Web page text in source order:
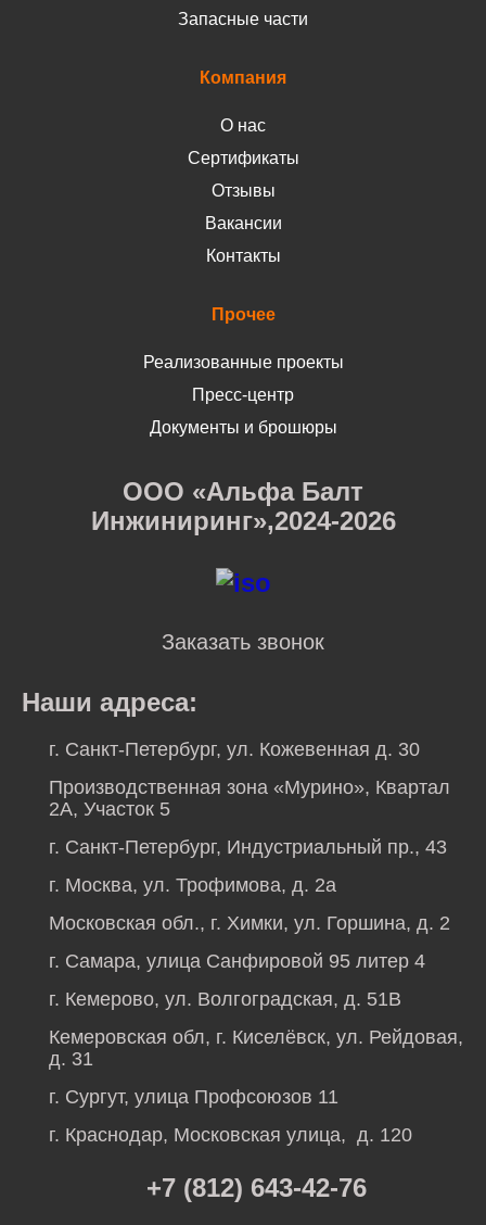
Запасные части
Компания
О нас
Сертификаты
Отзывы
Вакансии
Контакты
Прочее
Реализованные проекты
Пресс-центр
Документы и брошюры
ООО «Альфа Балт
Инжиниринг»,2024-2026
Заказать звонок
Наши адреса:
г. Санкт-Петербург, ул. Кожевенная д. 30
Производственная зона «Мурино», Квартал
2А, Участок 5
г. Санкт-Петербург, Индустриальный пр., 43
г. Москва, ул. Трофимова, д. 2а
Московская обл., г. Химки, ул. Горшина, д. 2
г. Самара, улица Санфировой 95 литер 4
г. Кемерово, ул. Волгоградская, д. 51В
Кемеровская обл, г. Киселёвск, ул. Рейдовая,
д. 31
г. Сургут, улица Профсоюзов 11
г. Краснодар, Московская улица, д. 120
+7 (812) 643-42-76